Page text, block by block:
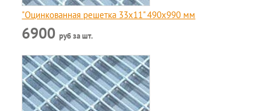
"Оцинкованная решетка 33x11" 490х990 мм
6900руб за шт.